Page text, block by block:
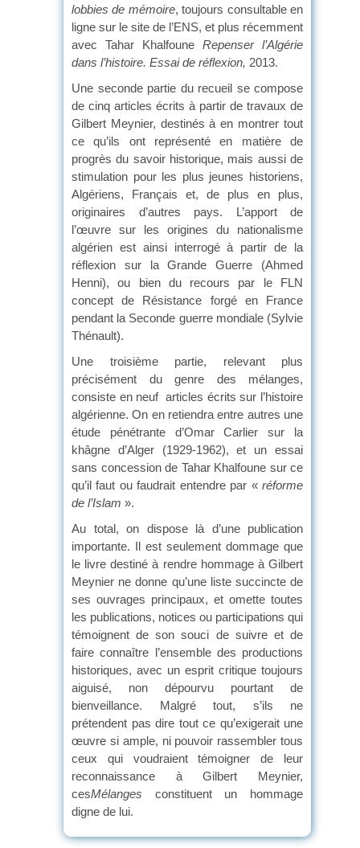
lobbies de mémoire, toujours consultable en
ligne sur le site de l’ENS, et plus récemment
avec Tahar Khalfoune Repenser l’Algérie
dans l’histoire. Essai de réflexion, 2013.
Une seconde partie du recueil se compose
de cinq articles écrits à partir de travaux de
Gilbert Meynier, destinés à en montrer tout
ce qu’ils ont représenté en matière de
progrès du savoir historique, mais aussi de
stimulation pour les plus jeunes historiens,
Algériens, Français et, de plus en plus,
originaires d’autres pays. L’apport de
l’œuvre sur les origines du nationalisme
algérien est ainsi interrogé à partir de la
réflexion sur la Grande Guerre (Ahmed
Henni), ou bien du recours par le FLN
concept de Résistance forgé en France
pendant la Seconde guerre mondiale (Sylvie
Thénault).
Une troisième partie, relevant plus
précisément du genre des mélanges,
consiste en neuf articles écrits sur l’histoire
algérienne. On en retiendra entre autres une
étude pénétrante d’Omar Carlier sur la
khâgne d’Alger (1929-1962), et un essai
sans concession de Tahar Khalfoune sur ce
qu’il faut ou faudrait entendre par « réforme
de l’Islam ».
Au total, on dispose là d’une publication
importante. Il est seulement dommage que
le livre destiné à rendre hommage à Gilbert
Meynier ne donne qu’une liste succincte de
ses ouvrages principaux, et omette toutes
les publications, notices ou participations qui
témoignent de son souci de suivre et de
faire connaître l’ensemble des productions
historiques, avec un esprit critique toujours
aiguisé, non dépourvu pourtant de
bienveillance. Malgré tout, s’ils ne
prétendent pas dire tout ce qu’exigerait une
œuvre si ample, ni pouvoir rassembler tous
ceux qui voudraient témoigner de leur
reconnaissance à Gilbert Meynier,
cesMélanges constituent un hommage
digne de lui.